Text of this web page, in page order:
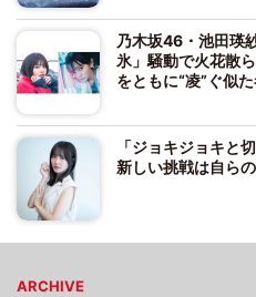
乃木坂46・池田瑛
氷」騒動で火花散
をともに“凌”ぐ似
「ジョキジョキと
新しい挑戦は自ら
ARCHIVE